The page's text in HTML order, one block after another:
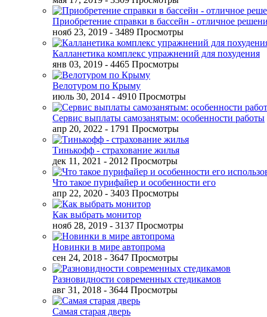
Приобретение справки в бассейн - отличное
нояб 23, 2019 - 3489 Просмотры
Калланетика комплекс упражнений для похудения
янв 03, 2019 - 4465 Просмотры
Велотуром по Крыму
июль 30, 2014 - 4910 Просмотры
Сервис выплаты самозанятым: особенности работы
апр 20, 2022 - 1791 Просмотры
Тинькофф - страхование жилья
дек 11, 2021 - 2012 Просмотры
Что такое пурифайер и особенности его
апр 22, 2020 - 3403 Просмотры
Как выбрать монитор
нояб 28, 2019 - 3137 Просмотры
Новинки в мире автопрома
сен 24, 2018 - 3647 Просмотры
Разновидности современных стедикамов
авг 31, 2018 - 3644 Просмотры
Самая старая дверь